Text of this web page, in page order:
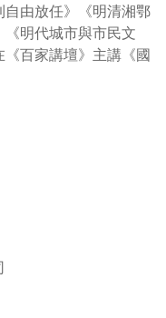
由放任》《明清湘鄂
明代城市與市民文
百家講壇》主講《國